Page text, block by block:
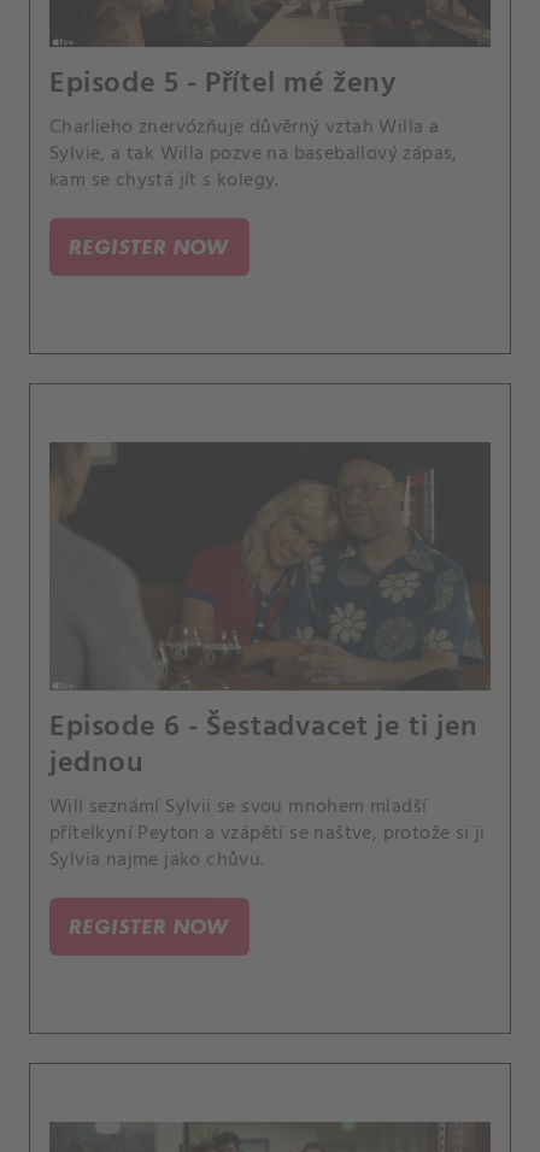
Episode 5 - Přítel mé ženy
Charlieho znervózňuje důvěrný vztah Willa a
Sylvie, a tak Willa pozve na baseballový zápas,
kam se chystá jít s kolegy.
REGISTER NOW
Episode 6 - Šestadvacet je ti jen
jednou
Will seznámí Sylvii se svou mnohem mladší
přítelkyní Peyton a vzápětí se naštve, protože si ji
Sylvia najme jako chůvu.
REGISTER NOW